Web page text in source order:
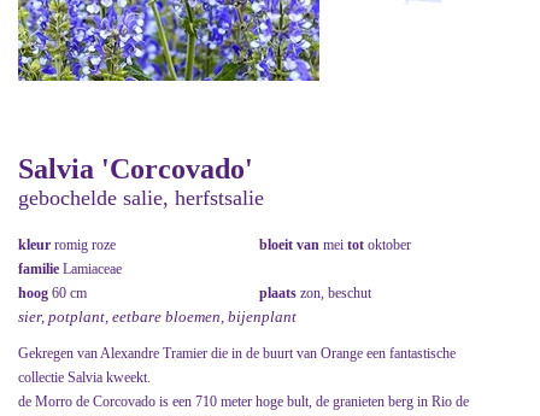
Salvia 'Corcovado'
gebochelde salie, herfstsalie
kleur romig roze bloeit van mei tot oktober
familie Lamiaceae
hoog 60 cm plaats zon, beschut
sier, potplant, eetbare bloemen, bijenplant
Gekregen van Alexandre Tramier die in de buurt van Orange een fantastische
collectie Salvia kweekt.
de Morro de Corcovado is een 710 meter hoge bult, de granieten berg in Rio de